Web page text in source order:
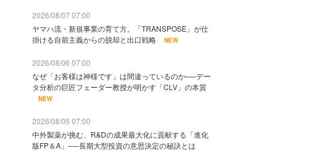
2026/08/07 07:00
ヤマハ流・新規事業の育て方。「TRANSPOSE」が仕
掛ける自前主義からの脱却と出口戦略
NEW
2026/08/06 07:00
なぜ「お客様は神様です」は間違っているのか──デー
タ分析の巨匠フェーダー教授が明かす「CLV」の本質
NEW
2026/08/05 07:00
中外製薬が挑む、R&Dの成果最大化に貢献する「進化
版FP＆A」──長期大型投資の意思決定の秘訣とは